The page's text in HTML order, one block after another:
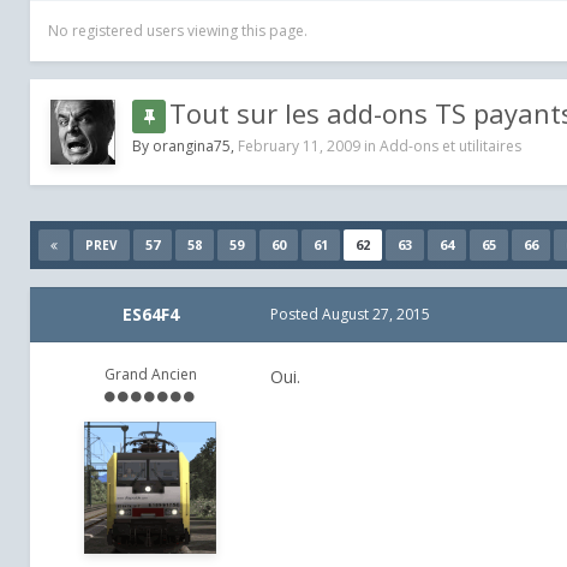
No registered users viewing this page.
Tout sur les add-ons TS
By orangina75, February 11, 2009 in Add-ons et utilitaires
PREV 57 58 59 60 61 62 63 64 65 66
ES64F4
Grand Ancien
Posted August 27, 2015
Oui.